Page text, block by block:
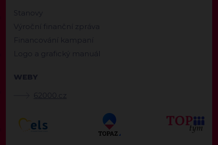
Stanovy
Výroční finanční zpráva
Financování kampaní
Logo a grafický manuál
WEBY
62000.cz